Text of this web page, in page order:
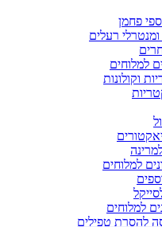
פחמן
רעלים
למלוחים
וקולונות
למלוחים
למלוחים
להסרת טפילים